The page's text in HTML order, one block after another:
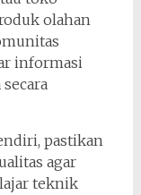
olahan
informasi
pastikan
agar
teknik